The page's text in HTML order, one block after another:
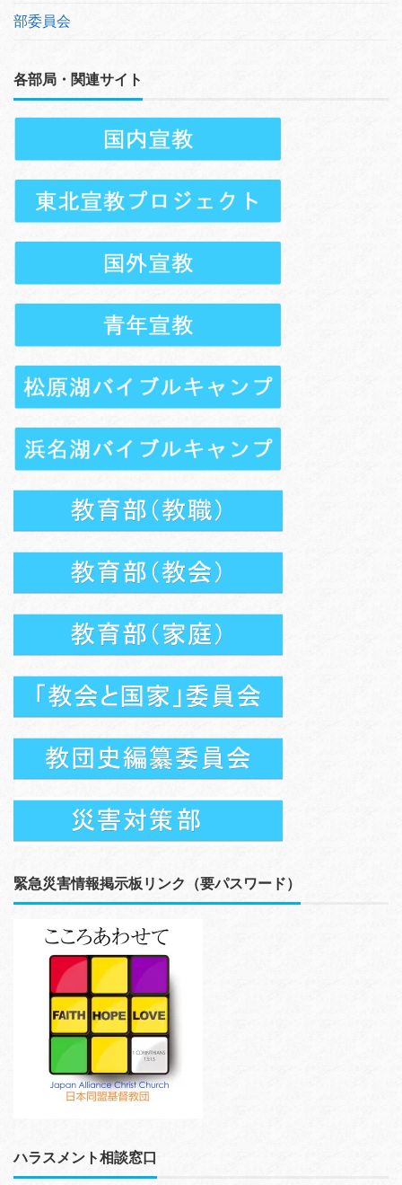
部委員会
各部局・関連サイト
緊急災害情報掲示板リンク（要パスワード）
ハラスメント相談窓口